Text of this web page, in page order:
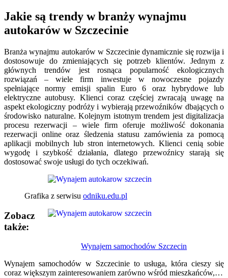
Jakie są trendy w branży wynajmu
autokarów w Szczecinie
Branża wynajmu autokarów w Szczecinie dynamicznie się rozwija i
dostosowuje do zmieniających się potrzeb klientów. Jednym z
głównych trendów jest rosnąca popularność ekologicznych
rozwiązań – wiele firm inwestuje w nowoczesne pojazdy
spełniające normy emisji spalin Euro 6 oraz hybrydowe lub
elektryczne autobusy. Klienci coraz częściej zwracają uwagę na
aspekt ekologiczny podróży i wybierają przewoźników dbających o
środowisko naturalne. Kolejnym istotnym trendem jest digitalizacja
procesu rezerwacji – wiele firm oferuje możliwość dokonania
rezerwacji online oraz śledzenia statusu zamówienia za pomocą
aplikacji mobilnych lub stron internetowych. Klienci cenią sobie
wygodę i szybkość działania, dlatego przewoźnicy starają się
dostosować swoje usługi do tych oczekiwań.
Grafika z serwisu odniku.edu.pl
Zobacz
także:
Wynajem samochodów Szczecin
Wynajem samochodów w Szczecinie to usługa, która cieszy się
coraz większym zainteresowaniem zarówno wśród mieszkańców,…
wpisu